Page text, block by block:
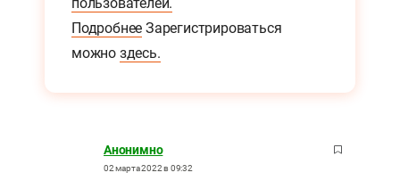
Подробнее Зарегистрироваться
можно здесь.
Анонимно
02 марта 2022 в 09:32